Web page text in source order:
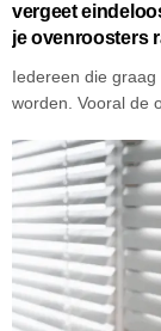
vergeet
je ovenroosters
Iedereen die
worden. Vooral de